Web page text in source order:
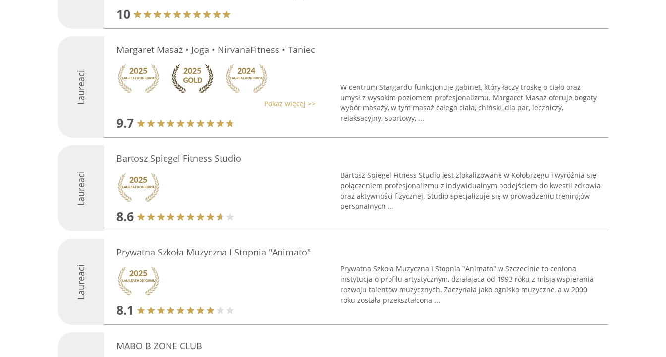
10
Laureaci
Margaret Masaż • Joga • NirvanaFitness • Taniec
Pokaż więcej >>
9.7
W centrum Stargardu funkcjonuje gabinet, który łączy troskę o ciało oraz
umysł z wysokim poziomem profesjonalizmu. Margaret Masaż oferuje bogaty
wybór masaży, w tym masaż całego ciała, chiński, dla par, leczniczy,
relaksacyjny, sportowy, ...
Laureaci
Bartosz Spiegel Fitness Studio
8.6
Bartosz Spiegel Fitness Studio jest zlokalizowane w Kołobrzegu i wyróżnia się
połączeniem profesjonalizmu z indywidualnym podejściem do kwestii zdrowia
oraz aktywności fizycznej. Studio specjalizuje się w prowadzeniu treningów
personalnych ...
Laureaci
Prywatna Szkoła Muzyczna I Stopnia "Animato"
8.1
Prywatna Szkoła Muzyczna I Stopnia "Animato" w Szczecinie to ceniona
instytucja o profilu artystycznym, działająca od 1993 roku z misją wspierania
rozwoju talentów muzycznych. Zaczynała jako ognisko muzyczne, a w 2000
roku została przekształcona ...
MABO B ZONE CLUB